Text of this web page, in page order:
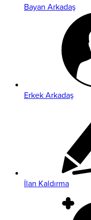
Bayan Arkadaş
Erkek Arkadaş
İlan Kaldırma